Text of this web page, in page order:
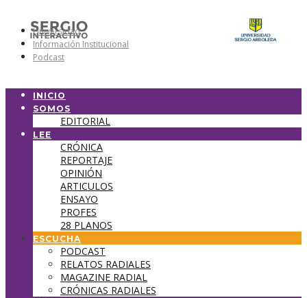
Universidad
Información Institucional
Podcast
INICIO
SOMOS
EDITORIAL
LEE
CRÓNICA
REPORTAJE
OPINIÓN
ARTICULOS
ENSAYO
PROFES
28 PLANOS
ESCUCHA
PODCAST
RELATOS RADIALES
MAGAZINE RADIAL
CRÓNICAS RADIALES